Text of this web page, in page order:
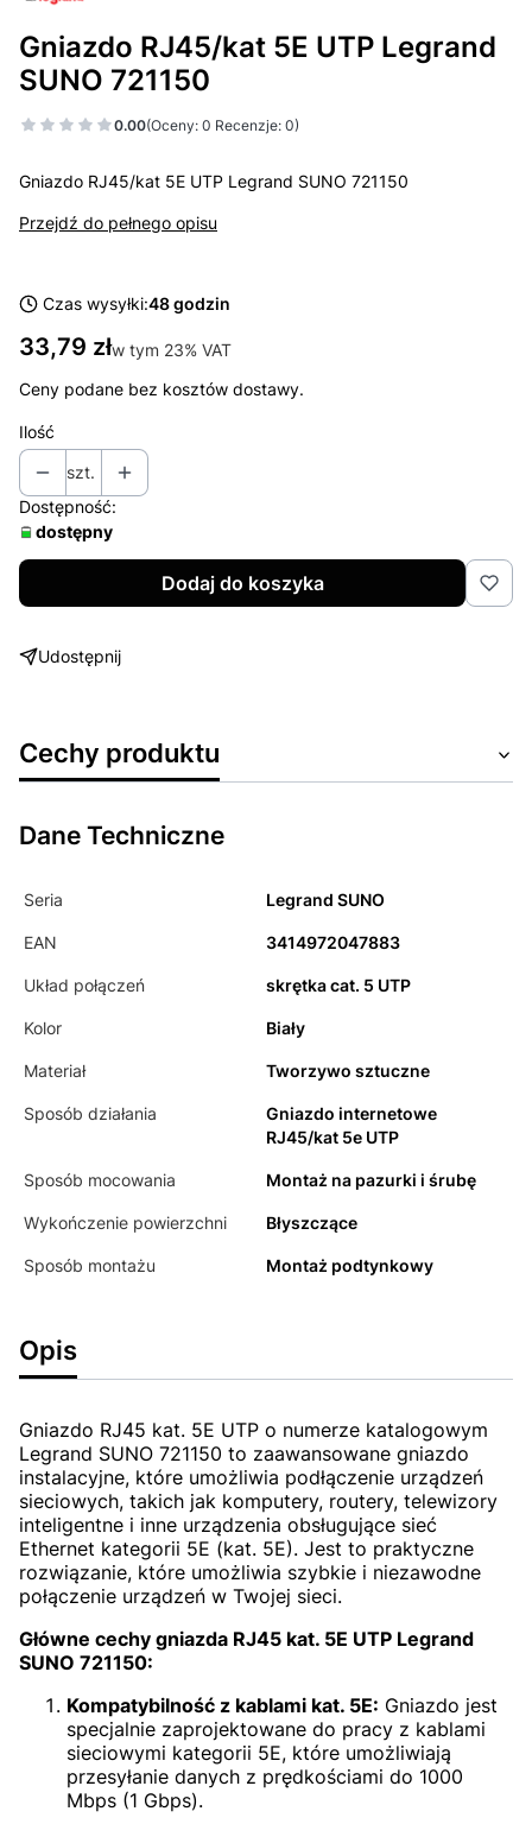
Gniazdo RJ45/kat 5E UTP Legrand
SUNO 721150
0.00(Oceny: 0 Recenzje: 0)
Gniazdo RJ45/kat 5E UTP Legrand SUNO 721150
Przejdź do pełnego opisu
Czas wysyłki:48 godzin
Cena
33,79 złw tym 23% VAT
w tym 23% VAT
Ceny podane bez kosztów dostawy.
Ilość
szt.
Dostępność:
dostępny
Dodaj do koszyka
Udostępnij
Cechy produktu
Dane Techniczne
Seria Legrand SUNO
EAN 3414972047883
Układ połączeń skrętka cat. 5 UTP
Kolor Biały
Materiał Tworzywo sztuczne
Sposób działania
Gniazdo internetowe
RJ45/kat 5e UTP
Sposób mocowania Montaż na pazurki i śrubę
Wykończenie powierzchni Błyszczące
Sposób montażu Montaż podtynkowy
Opis
Gniazdo RJ45 kat. 5E UTP o numerze katalogowym
Legrand SUNO 721150 to zaawansowane gniazdo
instalacyjne, które umożliwia podłączenie urządzeń
sieciowych, takich jak komputery, routery, telewizory
inteligentne i inne urządzenia obsługujące sieć
Ethernet kategorii 5E (kat. 5E). Jest to praktyczne
rozwiązanie, które umożliwia szybkie i niezawodne
połączenie urządzeń w Twojej sieci.
Główne cechy gniazda RJ45 kat. 5E UTP Legrand
SUNO 721150:
Kompatybilność z kablami kat. 5E: Gniazdo jest
specjalnie zaprojektowane do pracy z kablami
sieciowymi kategorii 5E, które umożliwiają
przesyłanie danych z prędkościami do 1000
Mbps (1 Gbps).